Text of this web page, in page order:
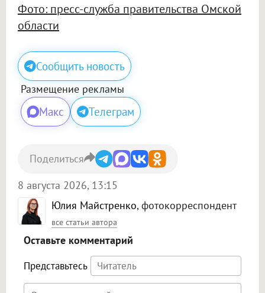
Фото: пресс-служба правительства Омской
области
Сообщить новость
Размещение рекламы
Макс Телеграм
Юлия Майстренко, фотокорреспондент
все статьи автора
8 августа 2026, 13:15
Поделиться
Оставьте комментарий
Представьтесь